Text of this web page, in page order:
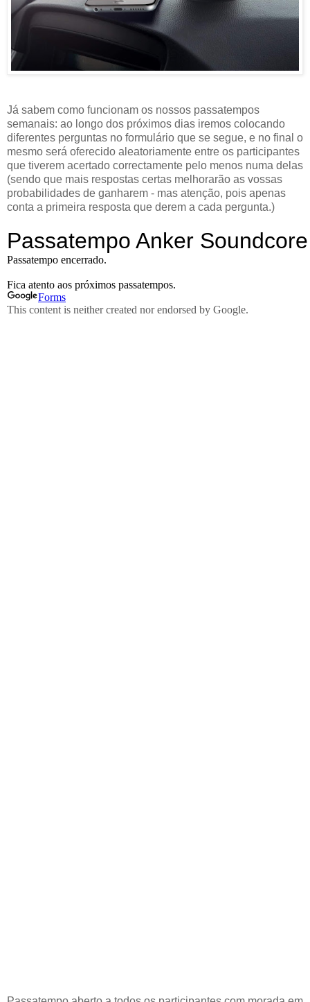
Já sabem como funcionam os nossos passatempos
semanais: ao longo dos próximos dias iremos colocando
diferentes perguntas no formulário que se segue, e no final o
mesmo será oferecido aleatoriamente entre os participantes
que tiverem acertado correctamente pelo menos numa delas
(sendo que mais respostas certas melhorarão as vossas
probabilidades de ganharem - mas atenção, pois apenas
conta a primeira resposta que derem a cada pergunta.)